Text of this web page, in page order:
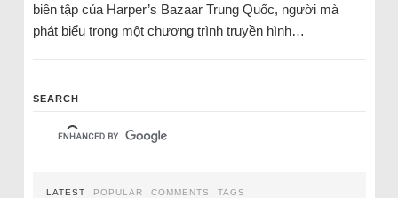
biên tập của Harper’s Bazaar Trung Quốc, người mà
phát biểu trong một chương trình truyền hình…
SEARCH
LATEST POPULAR COMMENTS TAGS